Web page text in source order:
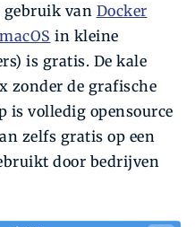
gebruik van Docker
in kleine
is gratis. De kale
zonder de grafische
is volledig opensource
zelfs gratis op een
door bedrijven